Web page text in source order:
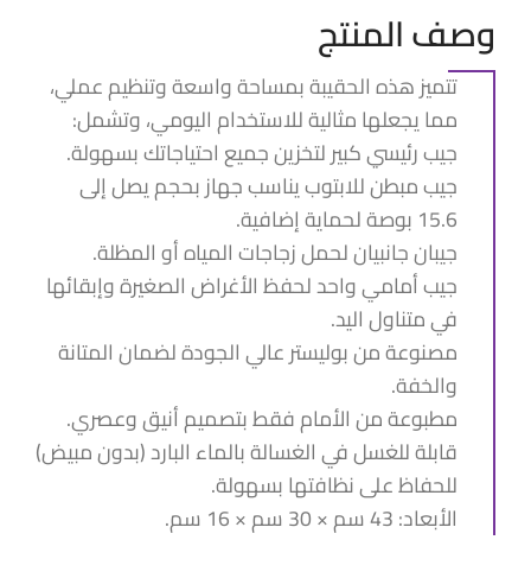
وصف المنتج
تتميز هذه الحقيبة بمساحة واسعة وتنظيم عملي،
مما يجعلها مثالية للاستخدام اليومي، وتشمل:
جيب رئيسي كبير لتخزين جميع احتياجاتك بسهولة.
جيب مبطن للابتوب يناسب جهاز بحجم يصل إلى
15.6 بوصة لحماية إضافية.
جيبان جانبيان لحمل زجاجات المياه أو المظلة.
جيب أمامي واحد لحفظ الأغراض الصغيرة وإبقائها
في متناول اليد.
مصنوعة من بوليستر عالي الجودة لضمان المتانة
والخفة.
مطبوعة من الأمام فقط بتصميم أنيق وعصري.
قابلة للغسل في الغسالة بالماء البارد (بدون مبيض)
للحفاظ على نظافتها بسهولة.
الأبعاد: 43 سم × 30 سم × 16 سم.